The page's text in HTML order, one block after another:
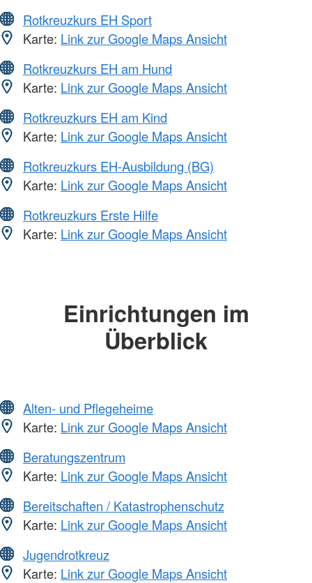
Rotkreuzkurs EH Sport
Karte: Link zur Google Maps Ansicht
Rotkreuzkurs EH am Hund
Karte: Link zur Google Maps Ansicht
Rotkreuzkurs EH am Kind
Karte: Link zur Google Maps Ansicht
Rotkreuzkurs EH-Ausbildung (BG)
Karte: Link zur Google Maps Ansicht
Rotkreuzkurs Erste Hilfe
Karte: Link zur Google Maps Ansicht
Einrichtungen im
Überblick
Alten- und Pflegeheime
Karte: Link zur Google Maps Ansicht
Beratungszentrum
Karte: Link zur Google Maps Ansicht
Bereitschaften / Katastrophenschutz
Karte: Link zur Google Maps Ansicht
Jugendrotkreuz
Karte: Link zur Google Maps Ansicht